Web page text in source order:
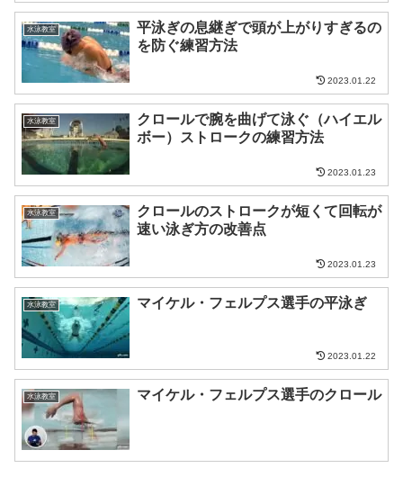
水泳教室
平泳ぎの息継ぎで頭が上がりすぎるの
を防ぐ練習方法
2023.01.22
水泳教室
クロールで腕を曲げて泳ぐ（ハイエル
ボー）ストロークの練習方法
2023.01.23
水泳教室
クロールのストロークが短くて回転が
速い泳ぎ方の改善点
2023.01.23
水泳教室 マイケル・フェルプス選手の平泳ぎ
2023.01.22
水泳教室 マイケル・フェルプス選手のクロール